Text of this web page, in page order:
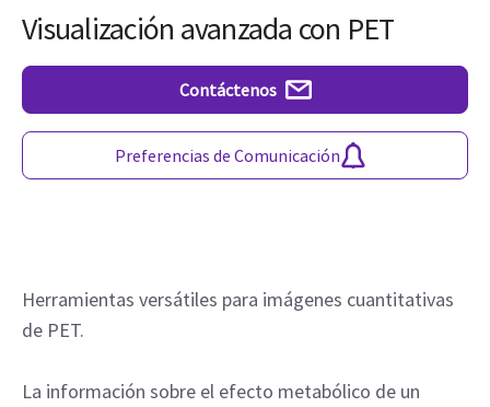
Visualización avanzada con PET
Contáctenos
Preferencias de Comunicación
Herramientas versátiles para imágenes cuantitativas
de PET.
La información sobre el efecto metabólico de un